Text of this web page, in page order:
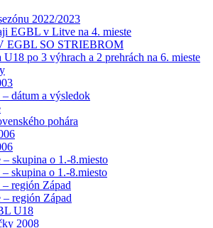
2022/2023
EGBL v Litve na 4. mieste
EGBL SO STRIEBROM
po 3 výhrach a 2 prehrách na 6. mieste
dátum a výsledok
pohára
skupina o 1.-8.miesto
skupina o 1.-8.miesto
región Západ
región Západ
U18
2008